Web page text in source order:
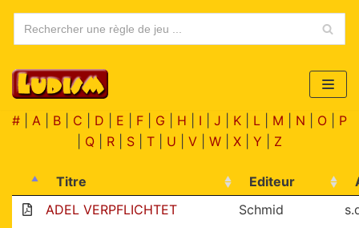
Aller
au
contenu
# A B C D E F G H I J K L M N O
P
Q R S T U V W X Y Z
Titre Editeur
ADEL VERPFLICHTET
Schmid